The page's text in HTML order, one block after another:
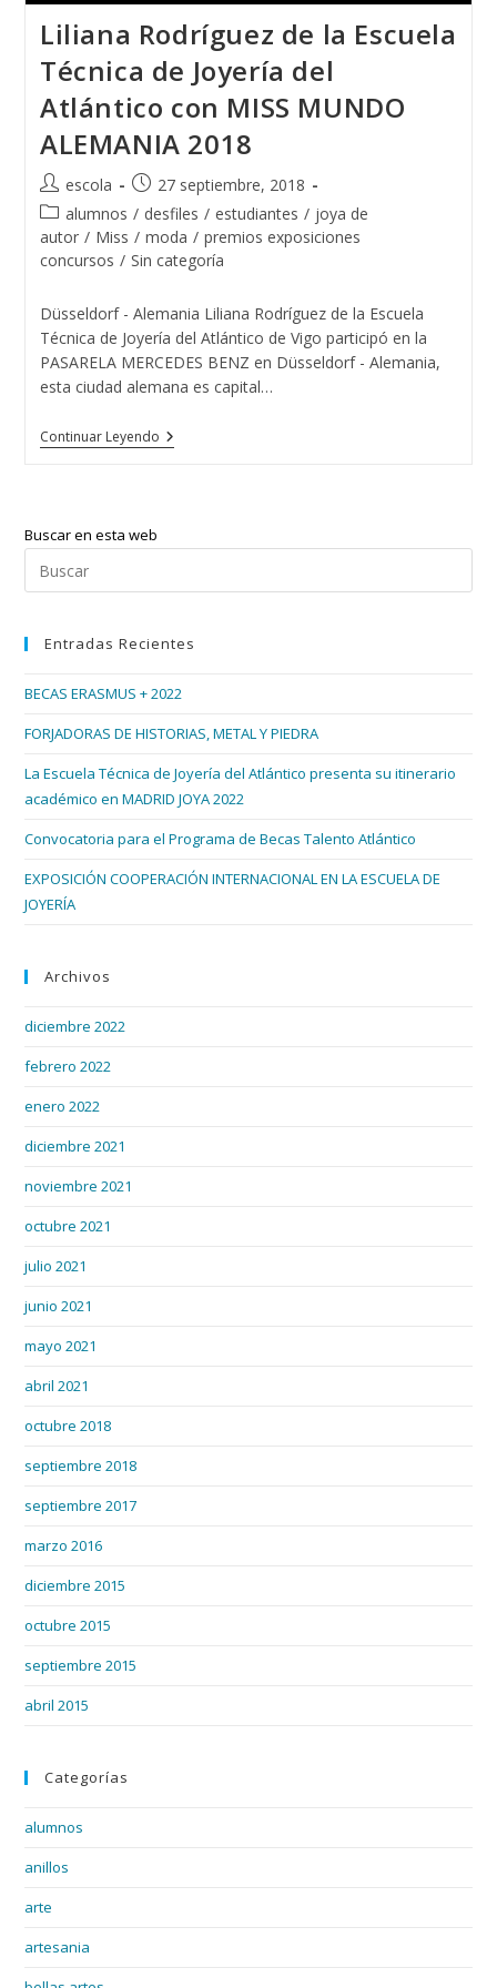
Liliana Rodríguez de la Escuela
Técnica de Joyería del
Atlántico con MISS MUNDO
ALEMANIA 2018
Autor
de
la
entrada:
escola
Publicación
de
la
entrada:
27 septiembre, 2018
Categoría
de
la
alumnos / desfiles / estudiantes / joya de
autor / Miss / moda / premios exposiciones
concursos / Sin categoría
Düsseldorf - Alemania Liliana Rodríguez de la Escuela
Técnica de Joyería del Atlántico de Vigo participó en la
PASARELA MERCEDES BENZ en Düsseldorf - Alemania,
esta ciudad alemana es capital…
Continuar LeyendoLiliana
Rodríguez
De
Atlántico
MUNDO
2018
Buscar en esta web
Entradas Recientes
BECAS ERASMUS + 2022
FORJADORAS DE HISTORIAS, METAL Y PIEDRA
La Escuela Técnica de Joyería del Atlántico presenta su itinerario
académico en MADRID JOYA 2022
Convocatoria para el Programa de Becas Talento Atlántico
EXPOSICIÓN COOPERACIÓN INTERNACIONAL EN LA ESCUELA DE
JOYERÍA
Archivos
diciembre 2022
febrero 2022
enero 2022
diciembre 2021
noviembre 2021
octubre 2021
julio 2021
junio 2021
mayo 2021
abril 2021
octubre 2018
septiembre 2018
septiembre 2017
marzo 2016
diciembre 2015
octubre 2015
septiembre 2015
abril 2015
Categorías
alumnos
anillos
arte
artesania